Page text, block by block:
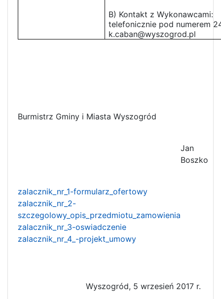
B) Kontakt z Wykonawcami:
telefonicznie pod numerem
k.caban@wyszogrod.pl
Burmistrz Gminy i Miasta Wyszogród
Jan
Boszko
zalacznik_nr_1-formularz_ofertowy
zalacznik_nr_2-
szczegolowy_opis_przedmiotu_zamowienia
zalacznik_nr_3-oswiadczenie
zalacznik_nr_4_-projekt_umowy
Wyszogród, 5 wrzesień 2017 r.